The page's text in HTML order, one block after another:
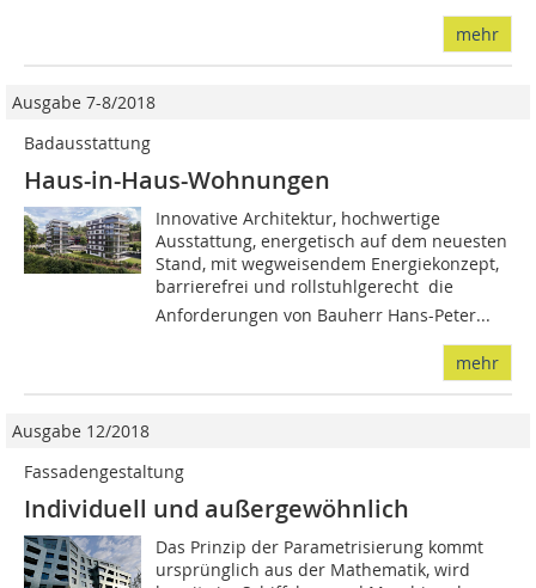
mehr
Ausgabe 7-8/2018
Badausstattung
Haus-in-Haus-Wohnungen
Innovative Architektur, hochwertige
Ausstattung, energetisch auf dem neuesten
Stand, mit wegweisendem Energiekonzept,
barrierefrei und rollstuhlgerecht  die
Anforderungen von Bauherr Hans-Peter...
mehr
Ausgabe 12/2018
Fassadengestaltung
Individuell und außergewöhnlich
Das Prinzip der Parametrisierung kommt
ursprünglich aus der Mathematik, wird